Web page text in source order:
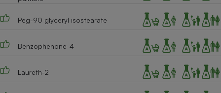
Peg-90 glyceryl isostearate
Benzophenone-4
Laureth-2